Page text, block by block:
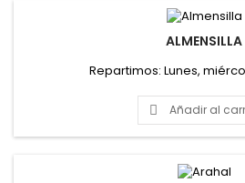
ALMENSILLA
Repartimos: Lunes,
 Añadir al